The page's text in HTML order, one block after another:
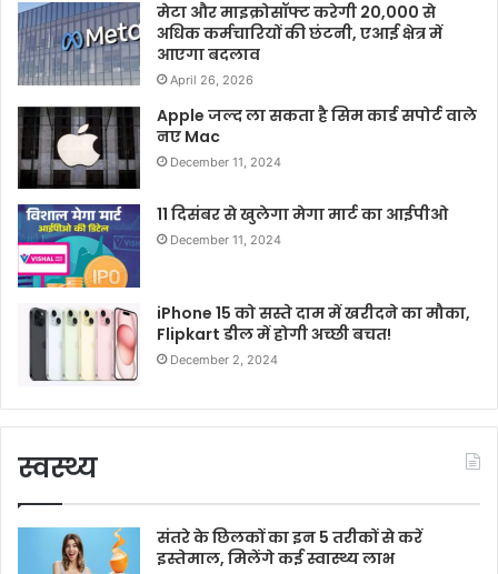
मेटा और माइक्रोसॉफ्ट करेगी 20,000 से
अधिक कर्मचारियों की छंटनी, एआई क्षेत्र में
आएगा बदलाव
April 26, 2026
Apple जल्द ला सकता है सिम कार्ड सपोर्ट वाले
नए Mac
December 11, 2024
11 दिसंबर से खुलेगा मेगा मार्ट का आईपीओ
December 11, 2024
iPhone 15 को सस्ते दाम में खरीदने का मौका,
Flipkart डील में होगी अच्छी बचत!
December 2, 2024
स्वस्थ्य
संतरे के छिलकों का इन 5 तरीकों से करें
इस्तेमाल, मिलेंगे कई स्वास्थ्य लाभ